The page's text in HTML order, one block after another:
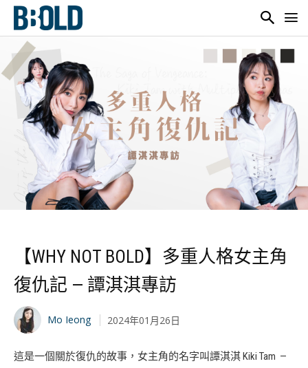
【WHY NOT BOLD】多重人格女主角
復仇記 — 譚淇淇專訪
Mo Ieong 2024年01月26日
這是一個關於復仇的故事，女主角的名字叫譚淇淇 Kiki Tam —